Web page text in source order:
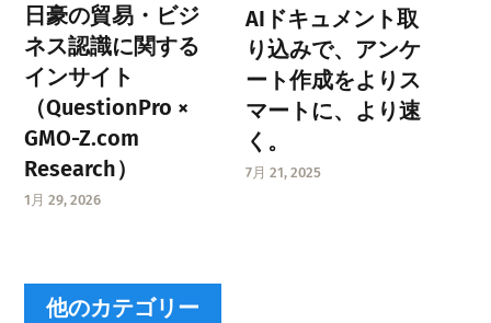
日豪の貿易・ビジ
ネス認識に関する
インサイト
（QuestionPro ×
GMO-Z.com
Research）
1月 29, 2026
AIドキュメント取
り込みで、アンケ
ート作成をよりス
マートに、より速
く。
7月 21, 2025
他のカテゴリー